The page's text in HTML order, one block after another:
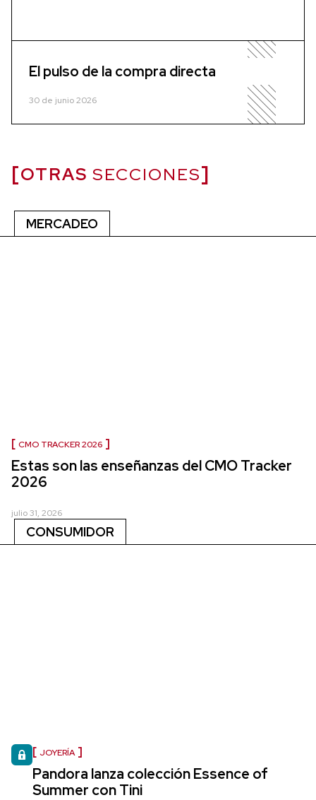
El pulso de la compra directa
30 de junio 2026
OTRAS SECCIONES
MERCADEO
CMO TRACKER 2026
Estas son las enseñanzas del CMO Tracker
2026
julio 31, 2026
CONSUMIDOR
JOYERÍA
Pandora lanza colección Essence of
Summer con Tini